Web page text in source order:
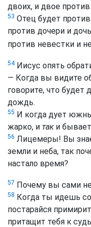
двоих, и двое против
53 Отец будет
против дочери и
против невестки и
54Иисус опять
— Когда вы видите
говорите, что будет
дождь.
55 И когда дует
жарко, и таки
56 Лицемеры! Вы
земли и неба, так
настало время?
57 Почему вы сами
58 Когда ты идешь
постарайся
притащит тебя к